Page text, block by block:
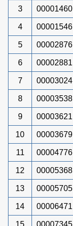
3 00001460
4 00001546
5 00002876
6 00002881
7 00003024
8 00003538
9 00003621
10 00003679
11 00004776
12 00005368
13 00005705
14 00006471
15 00007345